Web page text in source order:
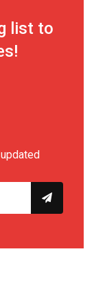
list to